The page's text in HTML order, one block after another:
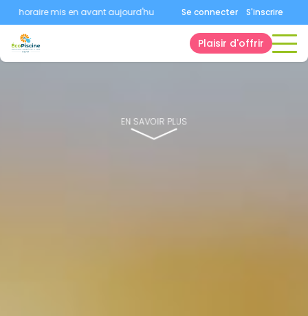
mis en avant aujourd'hui.Consultez la page horaires.
Se connecter S'inscrire
Plaisir d'offrir
EN SAVOIR PLUS